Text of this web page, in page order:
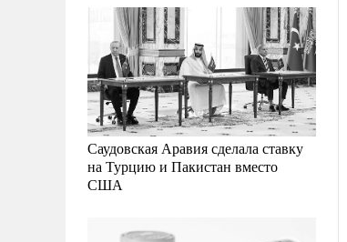
Саудовская Аравия сделала ставку
на Турцию и Пакистан вместо
США